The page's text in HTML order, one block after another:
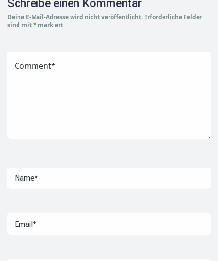
Schreibe einen Kommentar
Deine E-Mail-Adresse wird nicht veröffentlicht. Erforderliche Felder
sind mit* markiert